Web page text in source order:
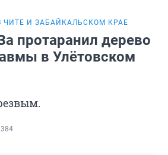
ЧИТЕ И ЗАБАЙКАЛЬСКОМ КРАЕ
протаранил дерево
в Улётовском
384